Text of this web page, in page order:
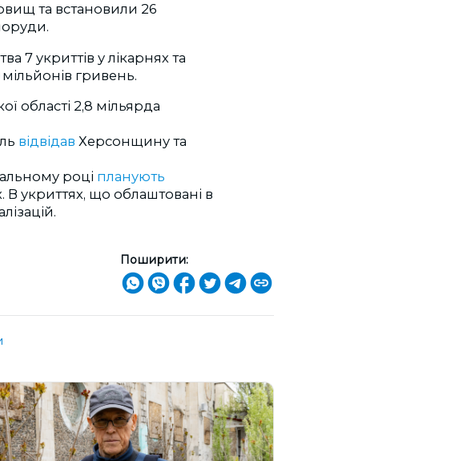
та встановили 26
7 укриттів у лікарнях та
гривень.
області 2,8 мільярда
відвідав Херсонщину та
році планують
В укриттях, що облаштовані в
Поширити: